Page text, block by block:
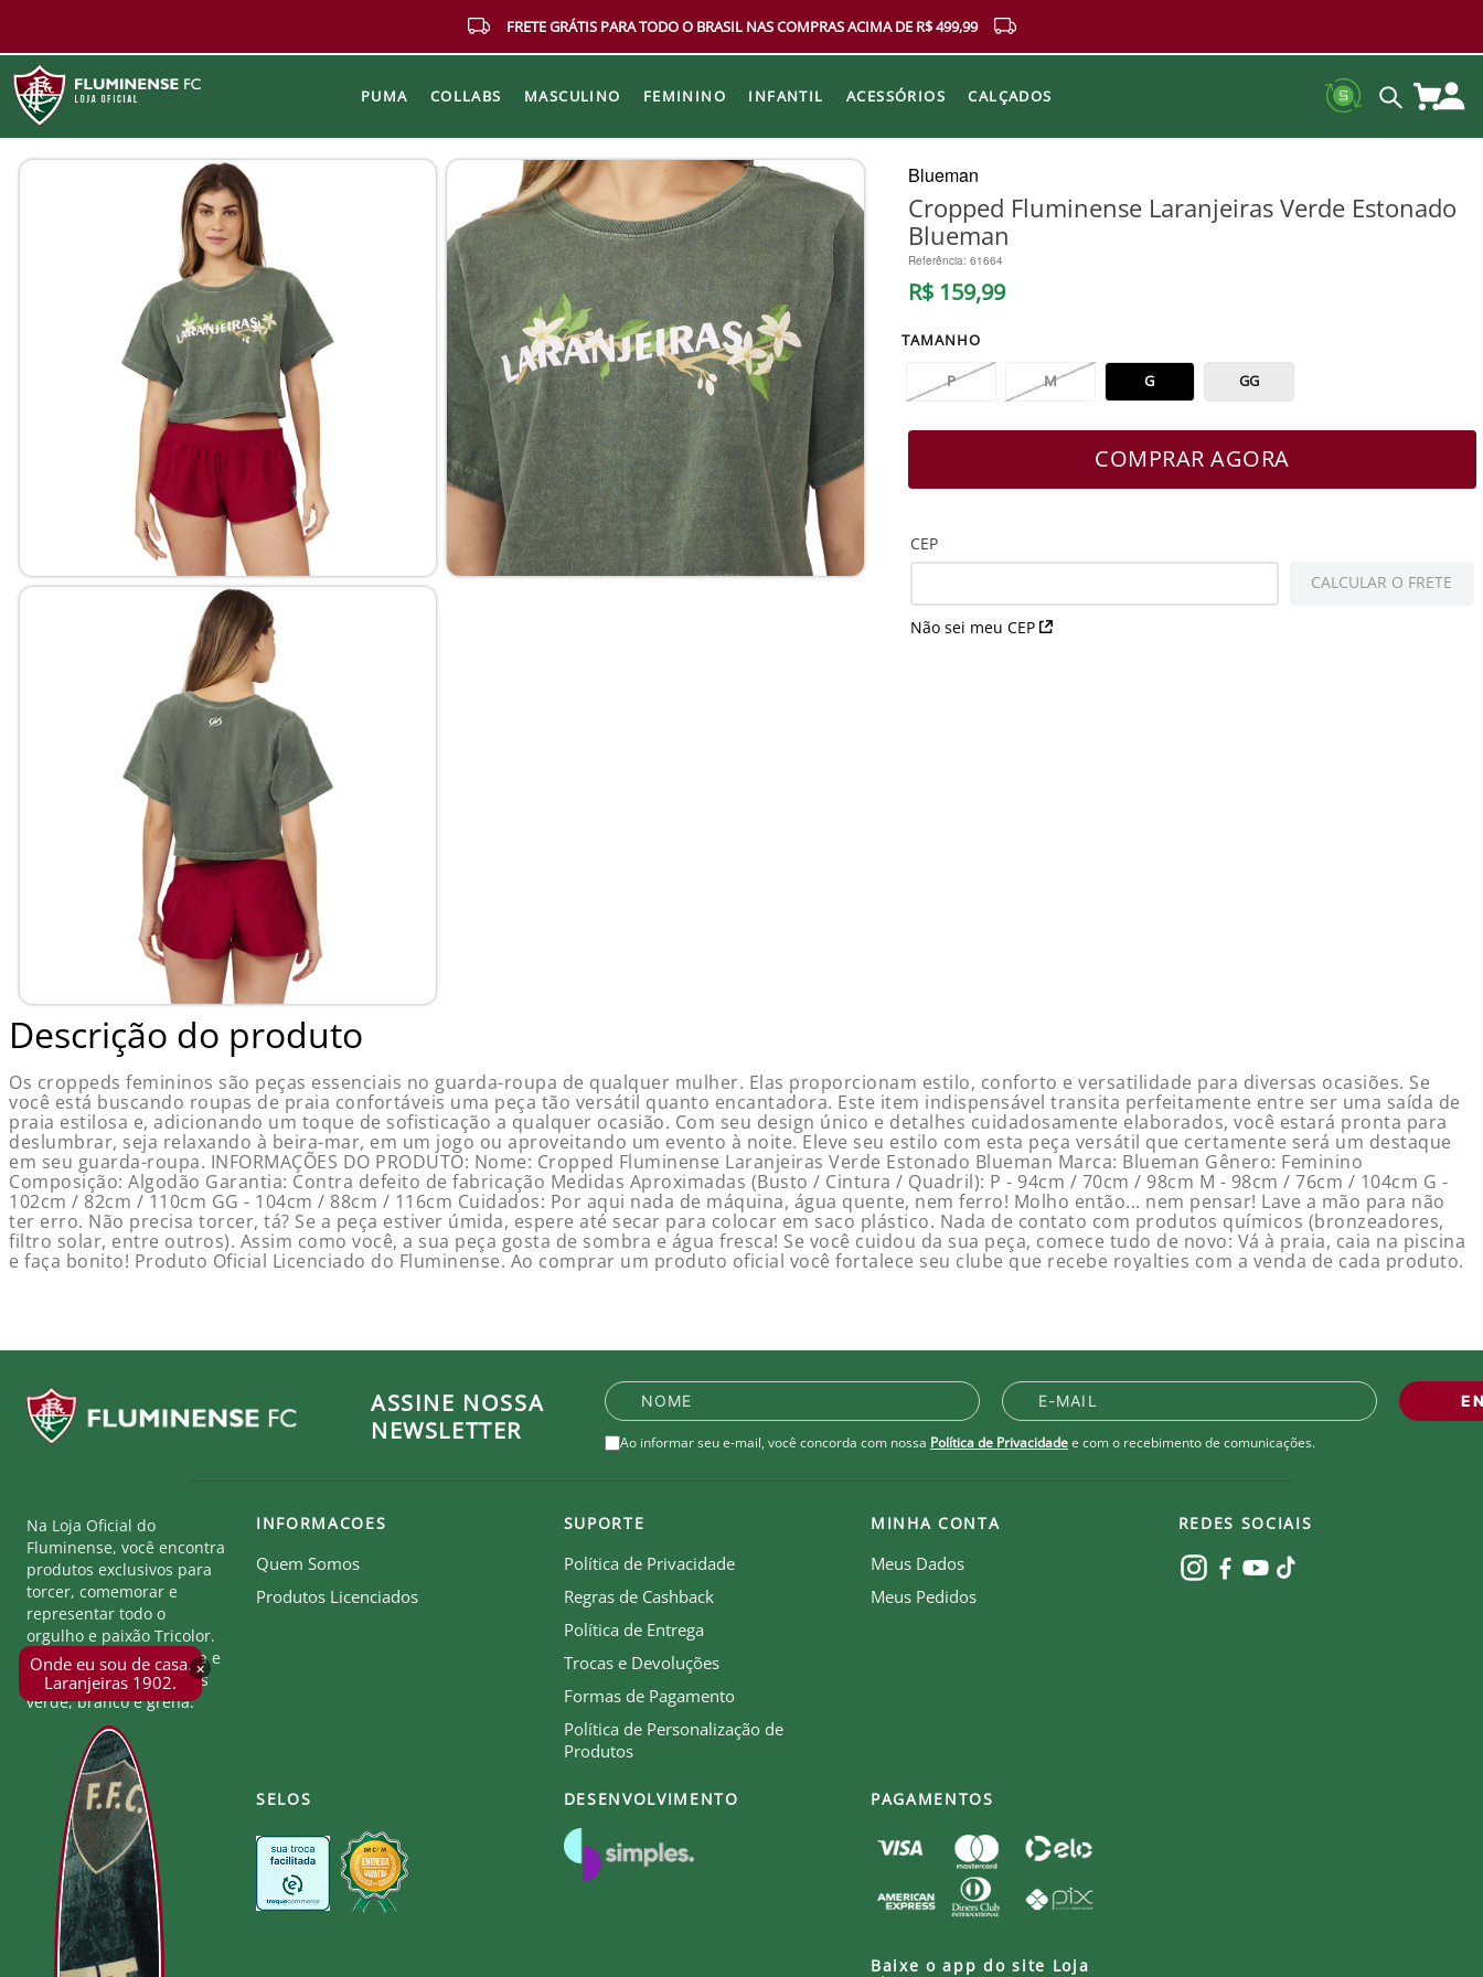
FRETE GRÁTIS PARA TODO O BRASIL NAS COMPRAS ACIMA DE R$ 499,99
PUMA COLLABS MASCULINO FEMININO INFANTIL ACESSÓRIOS CALÇADOS
×
Onde eu sou de casa.
Laranjeiras 1902.
Blueman
Cropped Fluminense Laranjeiras Verde Estonado
Blueman
Referência: 61664
R$ 159,99
TAMANHO
P M G GG
COMPRAR AGORA
CEP
Não sei meu CEP
CALCULAR O FRETE
Descrição do produto
Os croppeds femininos são peças essenciais no guarda-roupa de qualquer mulher. Elas proporcionam estilo, conforto e versatilidade para diversas ocasiões. Se
você está buscando roupas de praia confortáveis uma peça tão versátil quanto encantadora. Este item indispensável transita perfeitamente entre ser uma saída de
praia estilosa e, adicionando um toque de sofisticação a qualquer ocasião. Com seu design único e detalhes cuidadosamente elaborados, você estará pronta para
deslumbrar, seja relaxando à beira-mar, em um jogo ou aproveitando um evento à noite. Eleve seu estilo com esta peça versátil que certamente será um destaque
em seu guarda-roupa. INFORMAÇÕES DO PRODUTO: Nome: Cropped Fluminense Laranjeiras Verde Estonado Blueman Marca: Blueman Gênero: Feminino
Composição: Algodão Garantia: Contra defeito de fabricação Medidas Aproximadas (Busto / Cintura / Quadril): P - 94cm / 70cm / 98cm M - 98cm / 76cm / 104cm G -
102cm / 82cm / 110cm GG - 104cm / 88cm / 116cm Cuidados: Por aqui nada de máquina, água quente, nem ferro! Molho então... nem pensar! Lave a mão para não
ter erro. Não precisa torcer, tá? Se a peça estiver úmida, espere até secar para colocar em saco plástico. Nada de contato com produtos químicos (bronzeadores,
filtro solar, entre outros). Assim como você, a sua peça gosta de sombra e água fresca! Se você cuidou da sua peça, comece tudo de novo: Vá à praia, caia na piscina
e faça bonito! Produto Oficial Licenciado do Fluminense. Ao comprar um produto oficial você fortalece seu clube que recebe royalties com a venda de cada produto.
ASSINE NOSSA
NEWSLETTER
Ao informar seu e-mail, você concorda com nossa Política de Privacidadee com o recebimento de comunicações.
Na Loja Oficial do
Fluminense, você encontra
produtos exclusivos para
torcer, comemorar e
representar todo o
orgulho e paixão Tricolor.
Seja parte desta história e
mostre a força das cores
verde, branco e grená.
INFORMACOES
Quem Somos
Produtos Licenciados
SUPORTE
Política de Privacidade
Regras de Cashback
Política de Entrega
Trocas e Devoluções
Formas de Pagamento
Política de Personalização de
Produtos
MINHA CONTA
Meus Dados
Meus Pedidos
REDES SOCIAIS
SELOS DESENVOLVIMENTO PAGAMENTOS
Baixe o app do site Loja